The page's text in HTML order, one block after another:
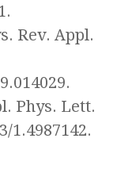
Rev. Appl.
Lett.
1.4987142.